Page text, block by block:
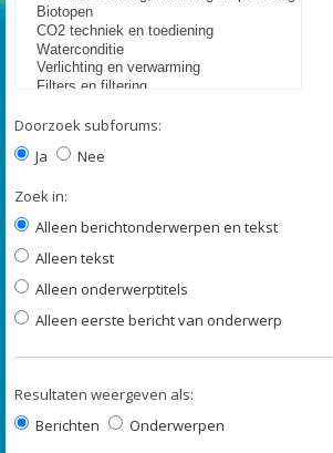
Doorzoek subforums:
Ja
Nee
Zoek in:
Alleen berichtonderwerpen en tekst
Alleen tekst
Alleen onderwerptitels
Alleen eerste bericht van onderwerp
Resultaten weergeven als:
Berichten
Onderwerpen